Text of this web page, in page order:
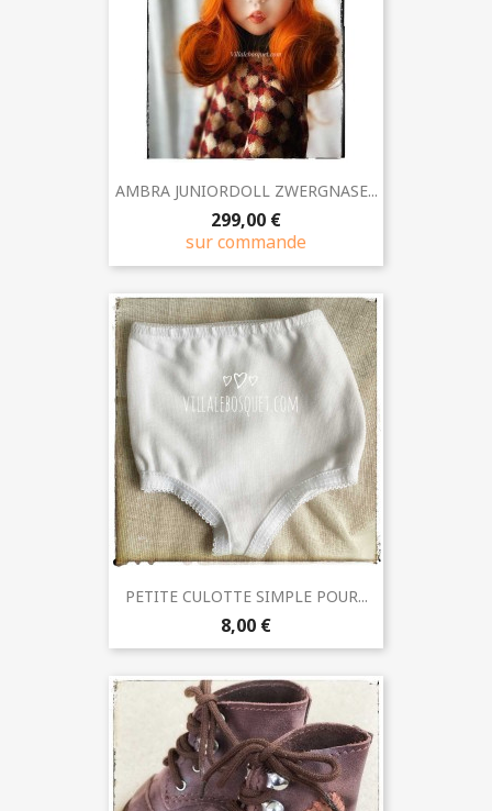
AMBRA JUNIORDOLL ZWERGNASE...
299,00 €
sur commande
PETITE CULOTTE SIMPLE POUR...
8,00 €